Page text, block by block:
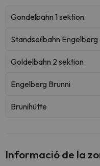
Gondelbahn 1 sektion
Standseilbahn
Goldelbahn 2 sektion
Engelberg Brunni
Brunihütte
Informació de la